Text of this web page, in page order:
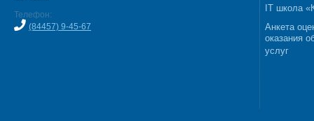
Телефон:
(84457) 9-45-67
IT школа
Анкета
оказания
услуг